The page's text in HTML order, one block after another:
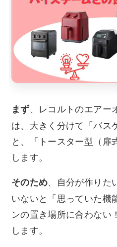
まず、レコルトのエアー
は、大きく分けて「バス
と、「トースター型（扉
します。
そのため、自分が作りた
いないと「思っていた機
ンの置き場所に合わない
します。